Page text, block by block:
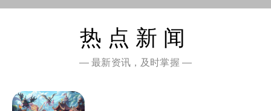
热点新闻
— 最新资讯，及时掌握 —